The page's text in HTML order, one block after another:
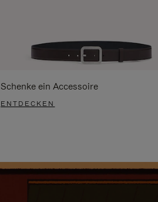
Schenke ein Accessoire
ENTDECKEN